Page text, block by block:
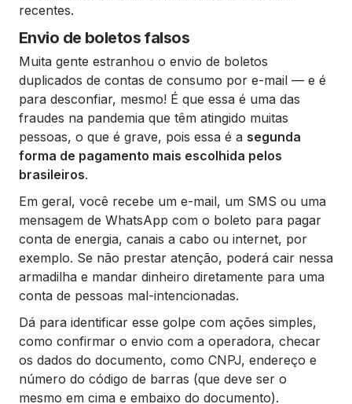
recentes.
Envio de boletos falsos
Muita gente estranhou o envio de boletos
duplicados de contas de consumo por e-mail — e é
para desconfiar, mesmo! É que essa é uma das
fraudes na pandemia que têm atingido muitas
pessoas, o que é grave, pois essa é a segunda
forma de pagamento mais escolhida pelos
brasileiros.
Em geral, você recebe um e-mail, um SMS ou uma
mensagem de WhatsApp com o boleto para pagar
conta de energia, canais a cabo ou internet, por
exemplo. Se não prestar atenção, poderá cair nessa
armadilha e mandar dinheiro diretamente para uma
conta de pessoas mal-intencionadas.
Dá para identificar esse golpe com ações simples,
como confirmar o envio com a operadora, checar
os dados do documento, como CNPJ, endereço e
número do código de barras (que deve ser o
mesmo em cima e embaixo do documento).